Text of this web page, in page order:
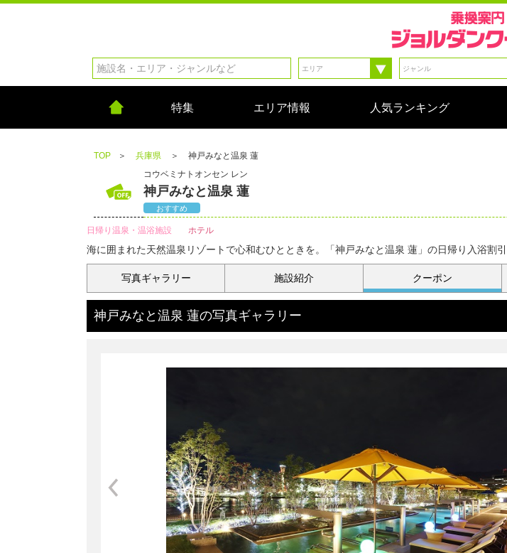
特集 エリア情報 人気ランキング
TOP ＞ 兵庫県 ＞
神戸みなと温泉 蓮
コウベミナトオンセン レン
神戸みなと温泉 蓮
おすすめ
日帰り温泉・温浴施設 ホテル
海に囲まれた天然温泉リゾートで心和むひとときを。「神戸みなと温泉 蓮」の日帰り入浴割
写真ギャラリー 施設紹介 クーポン
神戸みなと温泉 蓮の写真ギャラリー